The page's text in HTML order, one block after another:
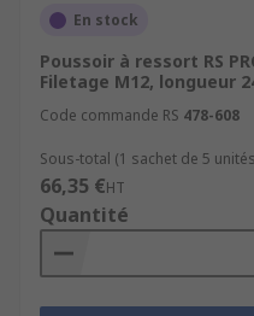
En stock
Poussoir à ressort RS
Filetage M12, longueur
Code commande RS 478-608
Sous-total (1 sachet de 5
66,35 €HT
Quantité